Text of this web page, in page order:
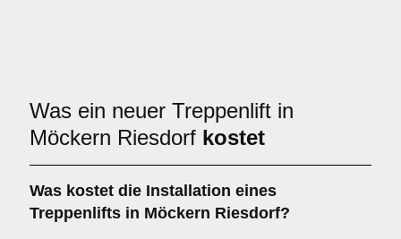
Was ein neuer Treppenlift in
Möckern Riesdorf kostet
Was kostet die Installation eines
Treppenlifts in Möckern Riesdorf?